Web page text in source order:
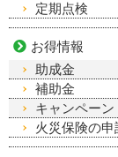
定期点検
お得情報
助成金
補助金
キャンペーン
火災保険の申